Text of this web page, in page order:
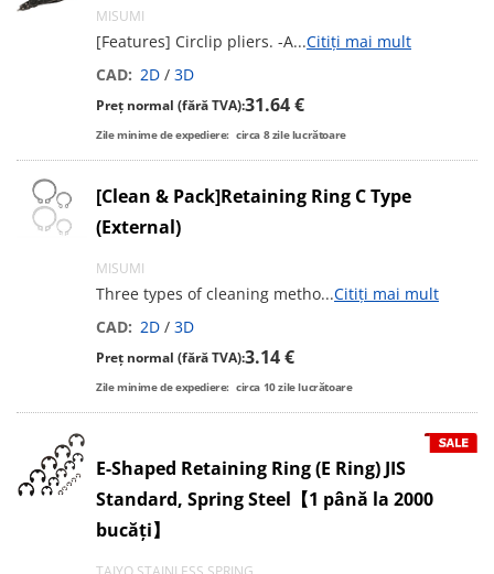
MISUMI
[Features] Circlip pliers. -A...Citiți mai mult
CAD: 2D / 3D
Preț normal (fără TVA):31.64 €
Zile minime de expediere: circa 8zile lucrătoare
[Clean & Pack]Retaining Ring C Type
(External)
MISUMI
Three types of cleaning metho...Citiți mai mult
CAD: 2D / 3D
Preț normal (fără TVA):3.14 €
Zile minime de expediere: circa 10zile lucrătoare
E-Shaped Retaining Ring (E Ring) JIS
Standard, Spring Steel【1 până la 2000
bucăți】